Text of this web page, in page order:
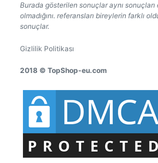
Burada gösterilen sonuçlar aynı
olmadığını. referansları bireylerin farklı
sonuçlar.
Gizlilik Politikası
2018 © TopShop-eu.com